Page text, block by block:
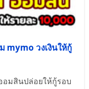
mymo วงเงินให้กู้
อมสินปล่อยให้กู้รอบ